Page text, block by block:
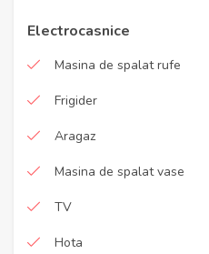
Electrocasnice
Masina de spalat rufe
Frigider
Aragaz
Masina de spalat vase
TV
Hota